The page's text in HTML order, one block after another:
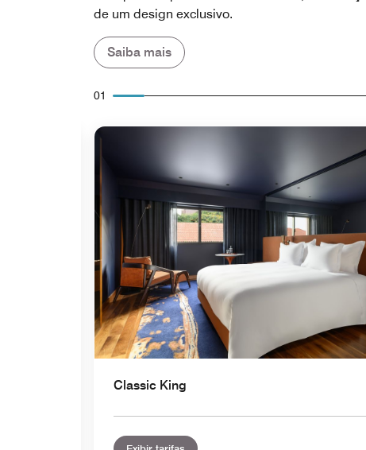
de um design exclusivo.
Saiba mais
01
Classic King